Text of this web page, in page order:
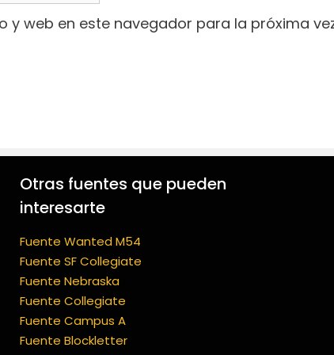
y web en este navegador para la próxima
Otras fuentes que pueden
interesarte
Fuente Wanted M54
Fuente SF Collegiate
Fuente Nebraska
Fuente Collegiate
Fuente Campus A
Fuente Blockletter